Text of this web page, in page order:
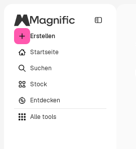
Erstellen
Startseite
Suchen
Stock
Entdecken
Alle tools